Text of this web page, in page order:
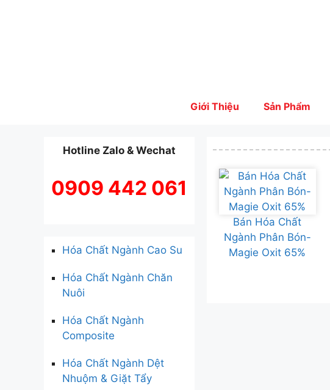
Giới Thiệu Sản Phẩm
Bán Hóa Chất
Ngành Phân Bón-
Magie Oxit 65%
Hotline Zalo & Wechat
0909 442 061
Hóa Chất Ngành Cao Su
Hóa Chất Ngành Chăn
Nuôi
Hóa Chất Ngành
Composite
Hóa Chất Ngành Dệt
Nhuộm & Giặt Tẩy